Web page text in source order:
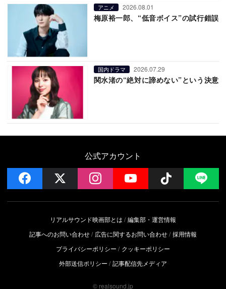
アニメ 2026.08.01
梅原裕一郎、“低音ボイス”の試行錯誤
国内ドラマ 2026.07.29
関水渚の“絶対に諦めない”という決意
公式アカウント
facebook instagramYouTube Follow
リアルサウンド映画部とは
編集部・運営情報
記事へのお問い合わせ
広告に関するお問い合わせ 採用情報
プライバシーポリシー
クッキーポリシー
外部送信ポリシー
記事配信先メディア
© realsound.jp